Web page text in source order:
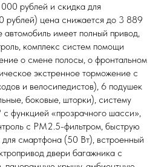
рублей и скидка для
рублей) цена снижается до 3 889
имеет полный привод,
комплекс систем помощи
о смене полосы, о фронтальном
экстренное торможение с
и велосипедистов), 6 подушек
боковые, шторки), систему
с функцией «прозрачного шасси»,
с РМ2.5-фильтром, быструю
смартфона (50 Вт), встроенный
двери багажника с